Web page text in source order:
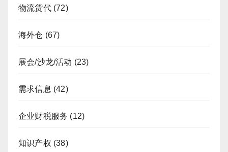
物流货代(72)
海外仓 (67)
展会/沙龙/活动 (23)
需求信息 (42)
企业财税服务 (12)
知识产权 (38)